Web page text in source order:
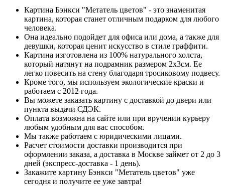
Картина Бэнкси "Метатель цветов" - это знаменитая
картина, которая станет отличным подарком для любого
человека.
Она идеально подойдет для офиса или дома, а также для
девушки, которая ценит искусство в стиле граффити.
Картина изготовлена из 100% натурального холста,
который натянут на подрамник размером 2х3см. Ее
легко повесить на стену благодаря тросиковому подвесу.
Кроме того, мы используем экологические краски и
работаем с 2012 года.
Вы можете заказать картину с доставкой до двери или
пункта выдачи СДЭК.
Оплата возможна на сайте или при вручении курьеру
любым удобным для вас способом.
Мы также работаем с юридическими лицами.
Расчет стоимости доставки производится при
оформлении заказа, а доставка в Москве займет от 2 до 3
дней (экспресс-доставка - 1 день).
Закажите картину Бэнкси "Метатель цветов" уже
сегодня и получите ее уже завтра!